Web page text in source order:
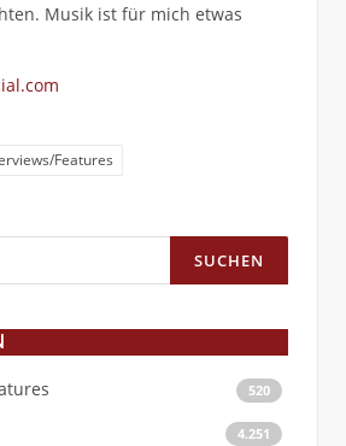
Musik ist für mich etwas
Features
520
4.251